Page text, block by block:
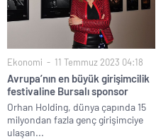
Ekonomi 11 Temmuz 2023 04:18
Avrupa’nın en büyük girişimcilik
festivaline Bursalı sponsor
Orhan Holding, dünya çapında 15
milyondan fazla genç girişimciye
ulaşan...